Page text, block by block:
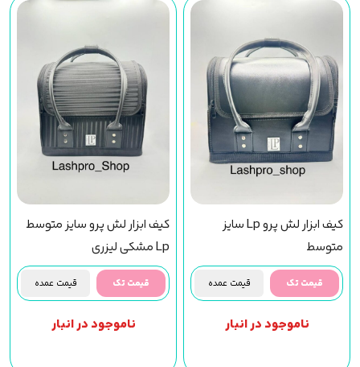
کیف ابزار لش پرو Lp سایز
متوسط
قیمت تک قیمت عمده
ناموجود در انبار
کیف ابزار لش پرو سایز متوسط
Lp مشکی لیزری
قیمت تک قیمت عمده
ناموجود در انبار